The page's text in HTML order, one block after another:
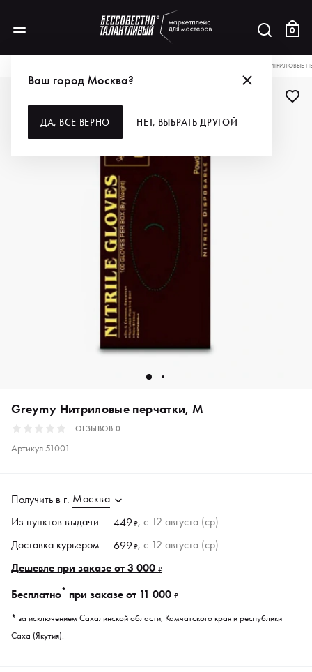
0
Ваш город Москва?
ДА, ВСЕ ВЕРНО НЕТ, ВЫБРАТЬ ДРУГОЙ
GREYMY НИТРИЛОВЫЕ
Greymy Нитриловые перчатки, M
ОТЗЫВОВ 0
Артикул51001
Получить в г. Москва
Из пунктов выдачи — 449₽, c 12 августа (ср)
Доставка курьером — 699₽, c 12 августа (ср)
Дешевле при заказе от 3 000 ₽
Бесплатно* при заказе от 11 000 ₽
* за исключением Сахалинской области, Камчатского края и республики
Саха (Якутия).